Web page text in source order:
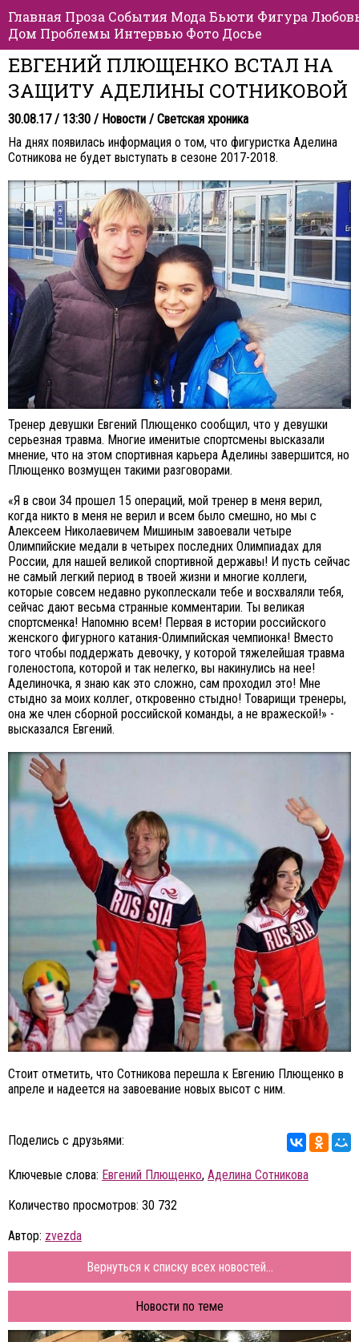
Главная Проза События Мода Бьюти Фигура
Дом Проблемы Интервью Фото Досье
ЕВГЕНИЙ ПЛЮЩЕНКО ВСТАЛ НА
ЗАЩИТУ АДЕЛИНЫ СОТНИКОВОЙ
30.08.17 / 13:30 / Новости / Светская хроника
На днях появилась информация о том, что фигуристка Аделина
Сотникова не будет выступать в сезоне 2017-2018.
Тренер девушки Евгений Плющенко сообщил, что у девушки
серьезная травма. Многие именитые спортсмены высказали
мнение, что на этом спортивная карьера Аделины завершится, но
Плющенко возмущен такими разговорами.
«Я в свои 34 прошел 15 операций, мой тренер в меня верил,
когда никто в меня не верил и всем было смешно, но мы с
Алексеем Николаевичем Мишиным завоевали четыре
Олимпийские медали в четырех последних Олимпиадах для
России, для нашей великой спортивной державы! И пусть сейчас
не самый легкий период в твоей жизни и многие коллеги,
которые совсем недавно рукоплескали тебе и восхваляли тебя,
сейчас дают весьма странные комментарии. Ты великая
спортсменка! Напомню всем! Первая в истории российского
женского фигурного катания-Олимпийская чемпионка! Вместо
того чтобы поддержать девочку, у которой тяжелейшая травма
голеностопа, которой и так нелегко, вы накинулись на нее!
Аделиночка, я знаю как это сложно, сам проходил это! Мне
стыдно за моих коллег, откровенно стыдно! Товарищи тренеры,
она же член сборной российской команды, а не вражеской!» -
высказался Евгений.
Стоит отметить, что Сотникова перешла к Евгению Плющенко в
апреле и надеется на завоевание новых высот с ним.
Поделись с друзьями:
Ключевые слова: Евгений Плющенко, Аделина Сотникова
Количество просмотров: 30 732
Автор: zvezda
Вернуться к списку всех новостей...
Новости по теме